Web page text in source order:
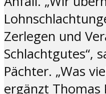
Zerlegen und
Schlachtgutes“,
Pächter. „Was
ergänzt Thomas